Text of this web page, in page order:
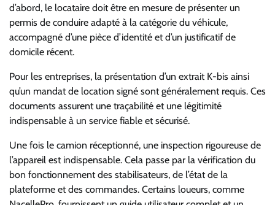
d’abord, le locataire doit être en mesure de présenter un
permis de conduire adapté à la catégorie du véhicule,
accompagné d’une pièce d’identité et d’un justificatif de
domicile récent.
Pour les entreprises, la présentation d’un extrait K-bis ainsi
qu’un mandat de location signé sont généralement requis. Ces
documents assurent une traçabilité et une légitimité
indispensable à un service fiable et sécurisé.
Une fois le camion réceptionné, une inspection rigoureuse de
l’appareil est indispensable. Cela passe par la vérification du
bon fonctionnement des stabilisateurs, de l’état de la
plateforme et des commandes. Certains loueurs, comme